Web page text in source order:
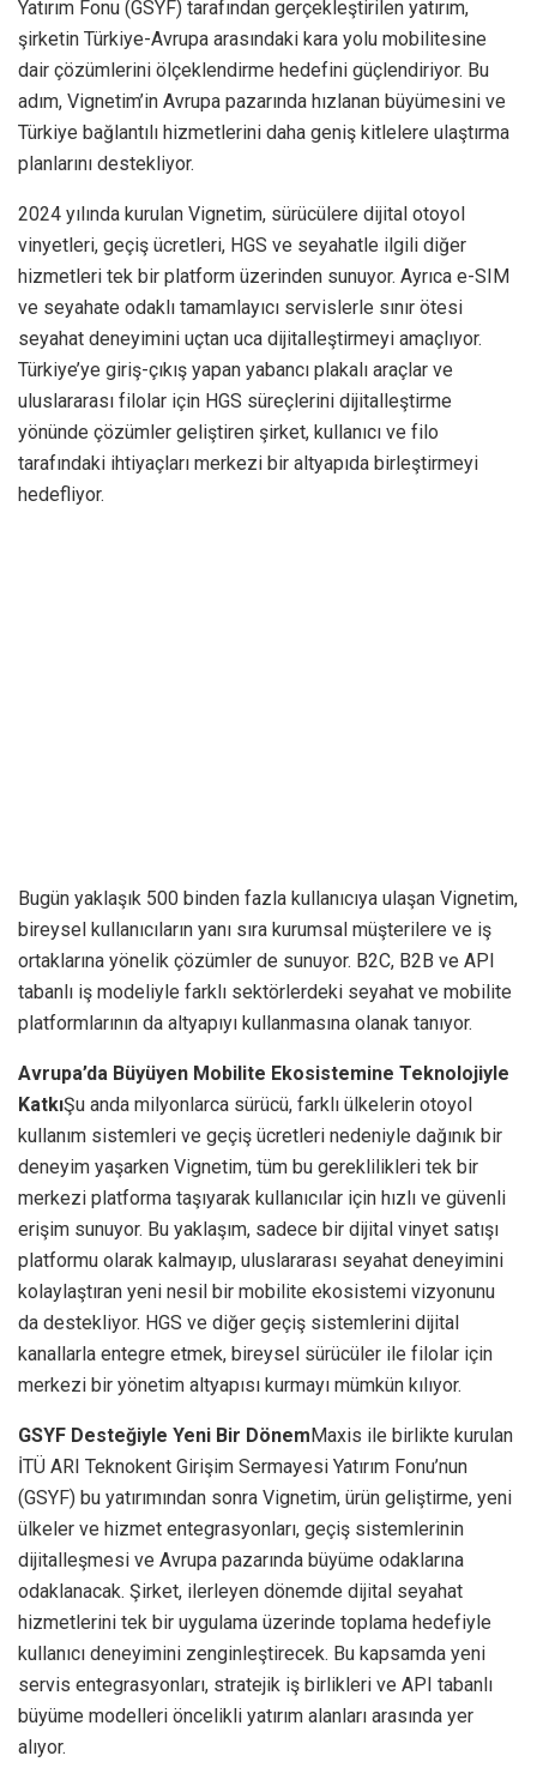
Yatırım Fonu (GSYF) tarafından gerçekleştirilen yatırım,
şirketin Türkiye-Avrupa arasındaki kara yolu mobilitesine
dair çözümlerini ölçeklendirme hedefini güçlendiriyor. Bu
adım, Vignetim’in Avrupa pazarında hızlanan büyümesini ve
Türkiye bağlantılı hizmetlerini daha geniş kitlelere ulaştırma
planlarını destekliyor.
2024 yılında kurulan Vignetim, sürücülere dijital otoyol
vinyetleri, geçiş ücretleri, HGS ve seyahatle ilgili diğer
hizmetleri tek bir platform üzerinden sunuyor. Ayrıca e-SIM
ve seyahate odaklı tamamlayıcı servislerle sınır ötesi
seyahat deneyimini uçtan uca dijitalleştirmeyi amaçlıyor.
Türkiye’ye giriş-çıkış yapan yabancı plakalı araçlar ve
uluslararası filolar için HGS süreçlerini dijitalleştirme
yönünde çözümler geliştiren şirket, kullanıcı ve filo
tarafındaki ihtiyaçları merkezi bir altyapıda birleştirmeyi
hedefliyor.
Bugün yaklaşık 500 binden fazla kullanıcıya ulaşan Vignetim,
bireysel kullanıcıların yanı sıra kurumsal müşterilere ve iş
ortaklarına yönelik çözümler de sunuyor. B2C, B2B ve API
tabanlı iş modeliyle farklı sektörlerdeki seyahat ve mobilite
platformlarının da altyapıyı kullanmasına olanak tanıyor.
Avrupa’da Büyüyen Mobilite Ekosistemine Teknolojiyle
KatkıŞu anda milyonlarca sürücü, farklı ülkelerin otoyol
kullanım sistemleri ve geçiş ücretleri nedeniyle dağınık bir
deneyim yaşarken Vignetim, tüm bu gereklilikleri tek bir
merkezi platforma taşıyarak kullanıcılar için hızlı ve güvenli
erişim sunuyor. Bu yaklaşım, sadece bir dijital vinyet satışı
platformu olarak kalmayıp, uluslararası seyahat deneyimini
kolaylaştıran yeni nesil bir mobilite ekosistemi vizyonunu
da destekliyor. HGS ve diğer geçiş sistemlerini dijital
kanallarla entegre etmek, bireysel sürücüler ile filolar için
merkezi bir yönetim altyapısı kurmayı mümkün kılıyor.
GSYF Desteğiyle Yeni Bir DönemMaxis ile birlikte kurulan
İTÜ ARI Teknokent Girişim Sermayesi Yatırım Fonu’nun
(GSYF) bu yatırımından sonra Vignetim, ürün geliştirme, yeni
ülkeler ve hizmet entegrasyonları, geçiş sistemlerinin
dijitalleşmesi ve Avrupa pazarında büyüme odaklarına
odaklanacak. Şirket, ilerleyen dönemde dijital seyahat
hizmetlerini tek bir uygulama üzerinde toplama hedefiyle
kullanıcı deneyimini zenginleştirecek. Bu kapsamda yeni
servis entegrasyonları, stratejik iş birlikleri ve API tabanlı
büyüme modelleri öncelikli yatırım alanları arasında yer
alıyor.